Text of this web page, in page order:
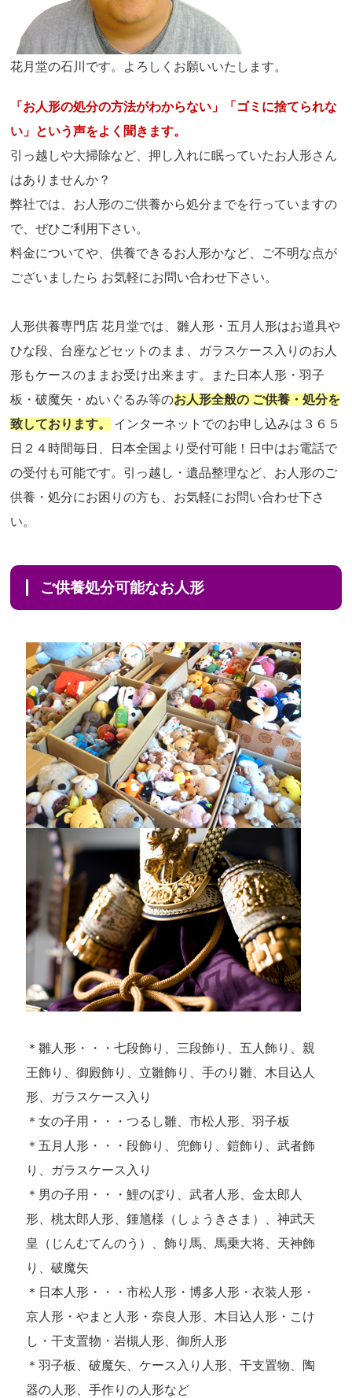
花月堂の石川です。よろしくお願いいたします。
「お人形の処分の方法がわからない」「ゴミに捨てられな
い」という声をよく聞きます。
引っ越しや大掃除など、押し入れに眠っていたお人形さん
はありませんか？
弊社では、お人形のご供養から処分までを行っていますの
で、ぜひご利用下さい。
料金についてや、供養できるお人形かなど、ご不明な点が
ございましたら お気軽にお問い合わせ下さい。
人形供養専門店 花月堂では、雛人形・五月人形はお道具や
ひな段、台座などセットのまま、ガラスケース入りのお人
形もケースのままお受け出来ます。また日本人形・羽子
板・破魔矢・ぬいぐるみ等のお人形全般の ご供養・処分を
致しております。
インターネットでのお申し込みは３６５
日２４時間毎日、日本全国より受付可能！日中はお電話で
の受付も可能です。引っ越し・遺品整理など、お人形のご
供養・処分にお困りの方も、お気軽にお問い合わせ下さ
い。
ご供養処分可能なお人形
＊雛人形・・・七段飾り、三段飾り、五人飾り、親
王飾り、御殿飾り、立雛飾り、手のり雛、木目込人
形、ガラスケース入り
＊女の子用・・・つるし雛、市松人形、羽子板
＊五月人形・・・段飾り、兜飾り、鎧飾り、武者飾
り、ガラスケース入り
＊男の子用・・・鯉のぼり、武者人形、金太郎人
形、桃太郎人形、鍾馗様（しょうきさま）、神武天
皇（じんむてんのう）、飾り馬、馬乗大将、天神飾
り、破魔矢
＊日本人形・・・市松人形・博多人形・衣装人形・
京人形・やまと人形・奈良人形、木目込人形・こけ
し・干支置物・岩槻人形、御所人形
＊羽子板、破魔矢、ケース入り人形、干支置物、陶
器の人形、手作りの人形など